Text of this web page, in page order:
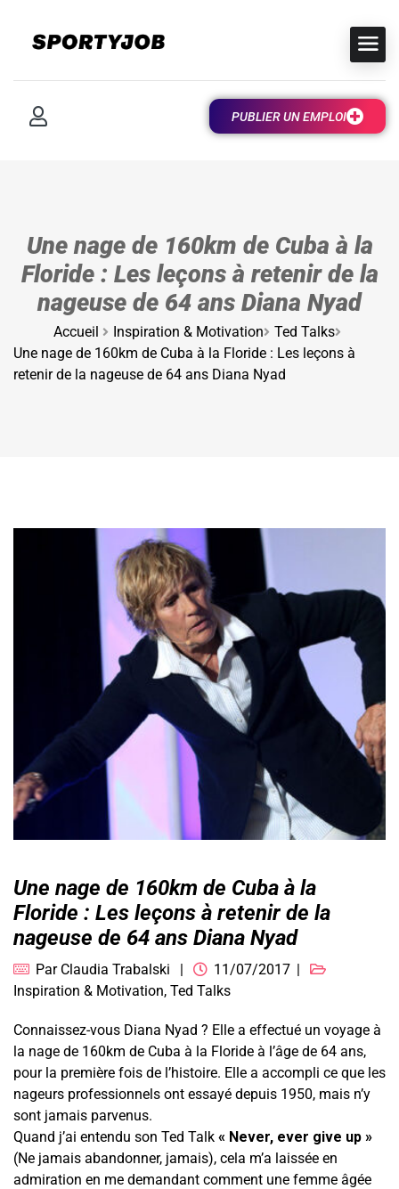
PUBLIER UN EMPLOI
Une nage de 160km de Cuba à la
Floride : Les leçons à retenir de la
nageuse de 64 ans Diana Nyad
Accueil Inspiration & Motivation
Ted Talks
Une nage de 160km de Cuba à la Floride : Les leçons à
retenir de la nageuse de 64 ans Diana Nyad
Une nage de 160km de Cuba à la
Floride : Les leçons à retenir de la
nageuse de 64 ans Diana Nyad
Par Claudia Trabalski
11/07/2017
Inspiration & Motivation, Ted Talks
Connaissez-vous Diana Nyad ? Elle a effectué un voyage à
la nage de 160km de Cuba à la Floride à l’âge de 64 ans,
pour la première fois de l’histoire. Elle a accompli ce que les
nageurs professionnels ont essayé depuis 1950, mais n’y
sont jamais parvenus.
Quand j’ai entendu son Ted Talk « Never, ever give up »
(Ne jamais abandonner, jamais), cela m’a laissée en
admiration en me demandant comment une femme âgée